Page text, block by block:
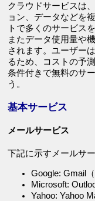
クラウドサービスは
ョン、データなどを
トで多くのサービス
またデータ使用量や
されます。ユーザー
るため、コストの予
条件付きで無料のサ
う。
基本サービス
メールサービス
下記に示すメールサ
Google: Gmail
Microsoft:
Yahoo: Yahoo